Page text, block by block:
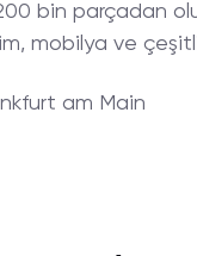
bin parçadan
mobilya ve
am Main